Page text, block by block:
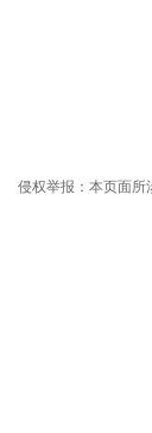
侵权举报：本页面所